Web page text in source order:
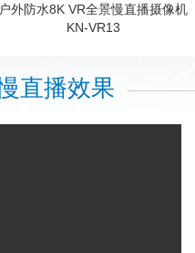
户外防水8K VR全景慢直播摄像机
KN-VR13
直播效果